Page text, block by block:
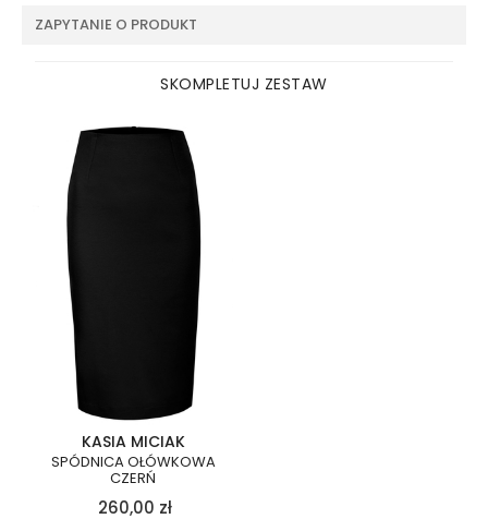
ZAPYTANIE O PRODUKT
SKOMPLETUJ ZESTAW
KASIA MICIAK
SPÓDNICA OŁÓWKOWA
CZERŃ
260,00 zł